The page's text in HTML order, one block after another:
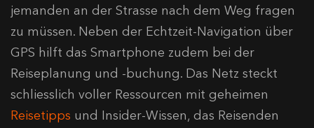
jemanden an der Strasse nach dem Weg fragen
zu müssen. Neben der Echtzeit-Navigation über
GPS hilft das Smartphone zudem bei der
Reiseplanung und -buchung. Das Netz steckt
schliesslich voller Ressourcen mit geheimen
Reisetipps und Insider-Wissen, das Reisenden